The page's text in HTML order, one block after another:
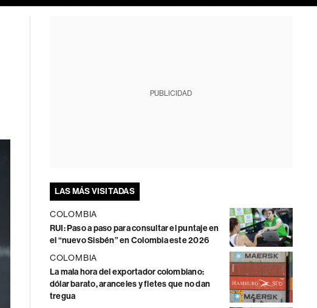
PUBLICIDAD
LAS MÁS VISITADAS
COLOMBIA
RUI: Paso a paso para consultar el puntaje en
el “nuevo Sisbén” en Colombia este 2026
COLOMBIA
La mala hora del exportador colombiano:
dólar barato, aranceles y fletes que no dan
tregua